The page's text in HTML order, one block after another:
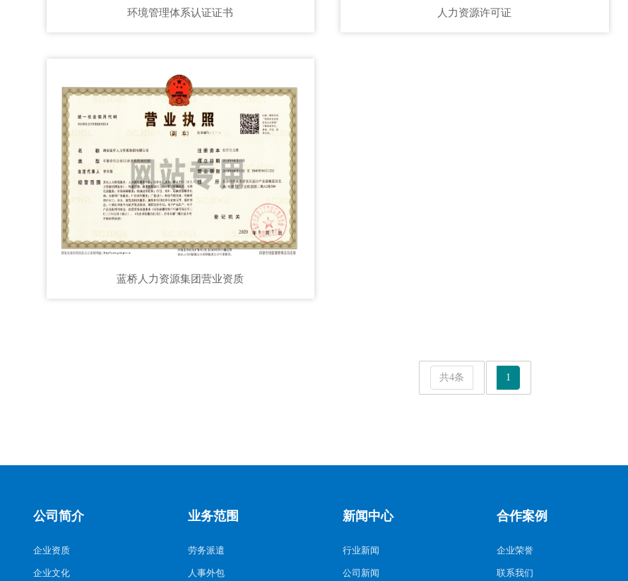
环境管理体系认证证书 人力资源许可证
蓝桥人力资源集团营业资质
共4条 1
公司简介
企业资质
企业文化
业务范围
劳务派遣
人事外包
新闻中心
行业新闻
公司新闻
合作案例
企业荣誉
联系我们